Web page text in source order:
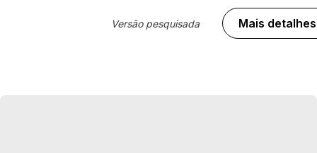
Versão pesquisada Mais detalhes